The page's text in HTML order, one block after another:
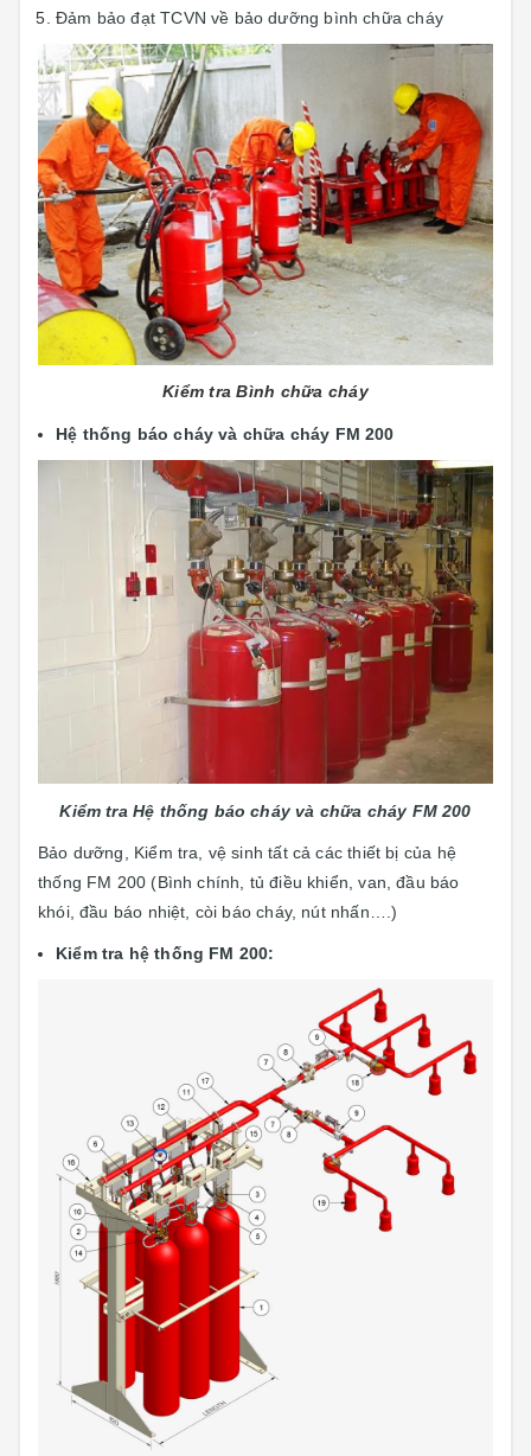
Đảm bảo đạt TCVN về bảo dưỡng bình chữa cháy
Kiểm tra Bình chữa cháy
Hệ thống báo cháy và chữa cháy FM 200
Kiểm tra Hệ thống báo cháy và chữa cháy FM 200
Bảo dưỡng, Kiểm tra, vệ sinh tất cả các thiết bị của hệ
thống FM 200 (Bình chính, tủ điều khiển, van, đầu báo
khói, đầu báo nhiệt, còi báo cháy, nút nhấn….)
Kiểm tra hệ thống FM 200: